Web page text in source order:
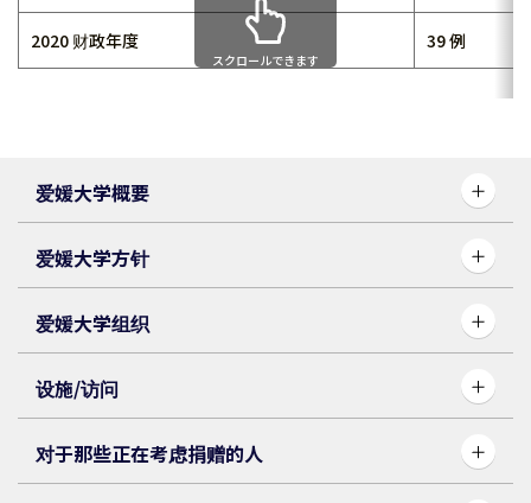
爱媛大学概要
爱媛大学方针
爱媛大学组织
设施/访问
对于那些正在考虑捐赠的人
2020 财政年度 39 例
スクロールできます